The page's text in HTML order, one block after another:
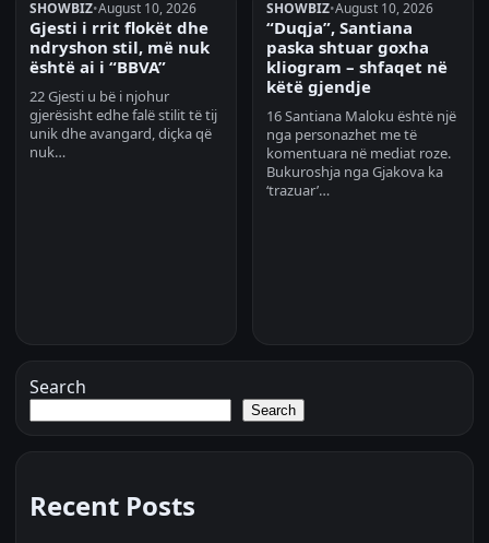
SHOWBIZ•August 10, 2026
Gjesti i rrit flokët dhe
ndryshon stil, më nuk
është ai i “BBVA”
22 Gjesti u bë i njohur
gjerësisht edhe falë stilit të tij
unik dhe avangard, diçka që
nuk…
SHOWBIZ•August 10, 2026
“Duqja”, Santiana
paska shtuar goxha
kliogram – shfaqet në
këtë gjendje
16 Santiana Maloku është një
nga personazhet me të
komentuara në mediat roze.
Bukuroshja nga Gjakova ka
‘trazuar’…
Search
Search
Recent Posts